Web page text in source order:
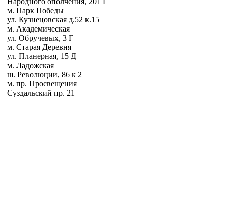
м. Парк Победы
ул. Кузнецовская д.52 к.15
м. Академическая
ул. Обручевых, 3 Г
м. Старая Деревня
ул. Планерная, 15 Д
м. Ладожская
ш. Революции, 86 к 2
м. пр. Просвещения
Суздальский пр. 21